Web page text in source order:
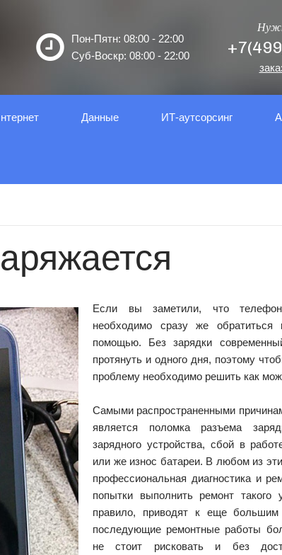
Пон-Пятн: 08:00 - 22:00
Суб-Воскр: 08:00 - 22:00
Данные ИТ-аутсорсинг
Если вы заметили, что
необходимо сразу же обратиться
помощью. Без зарядки
протянуть и одного дня, поэтому
проблему необходимо решить как
Самыми распространенными
является поломка разъема
зарядного устройства, сбой в
или же износ батареи. В любом из
профессиональная диагностика и
попытки выполнить ремонт такого
правило, приводят к еще
последующие ремонтные работы
не стоит рисковать и без